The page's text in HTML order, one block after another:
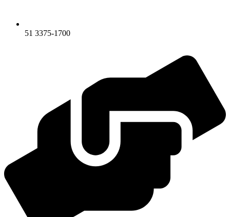
51 3375-1700